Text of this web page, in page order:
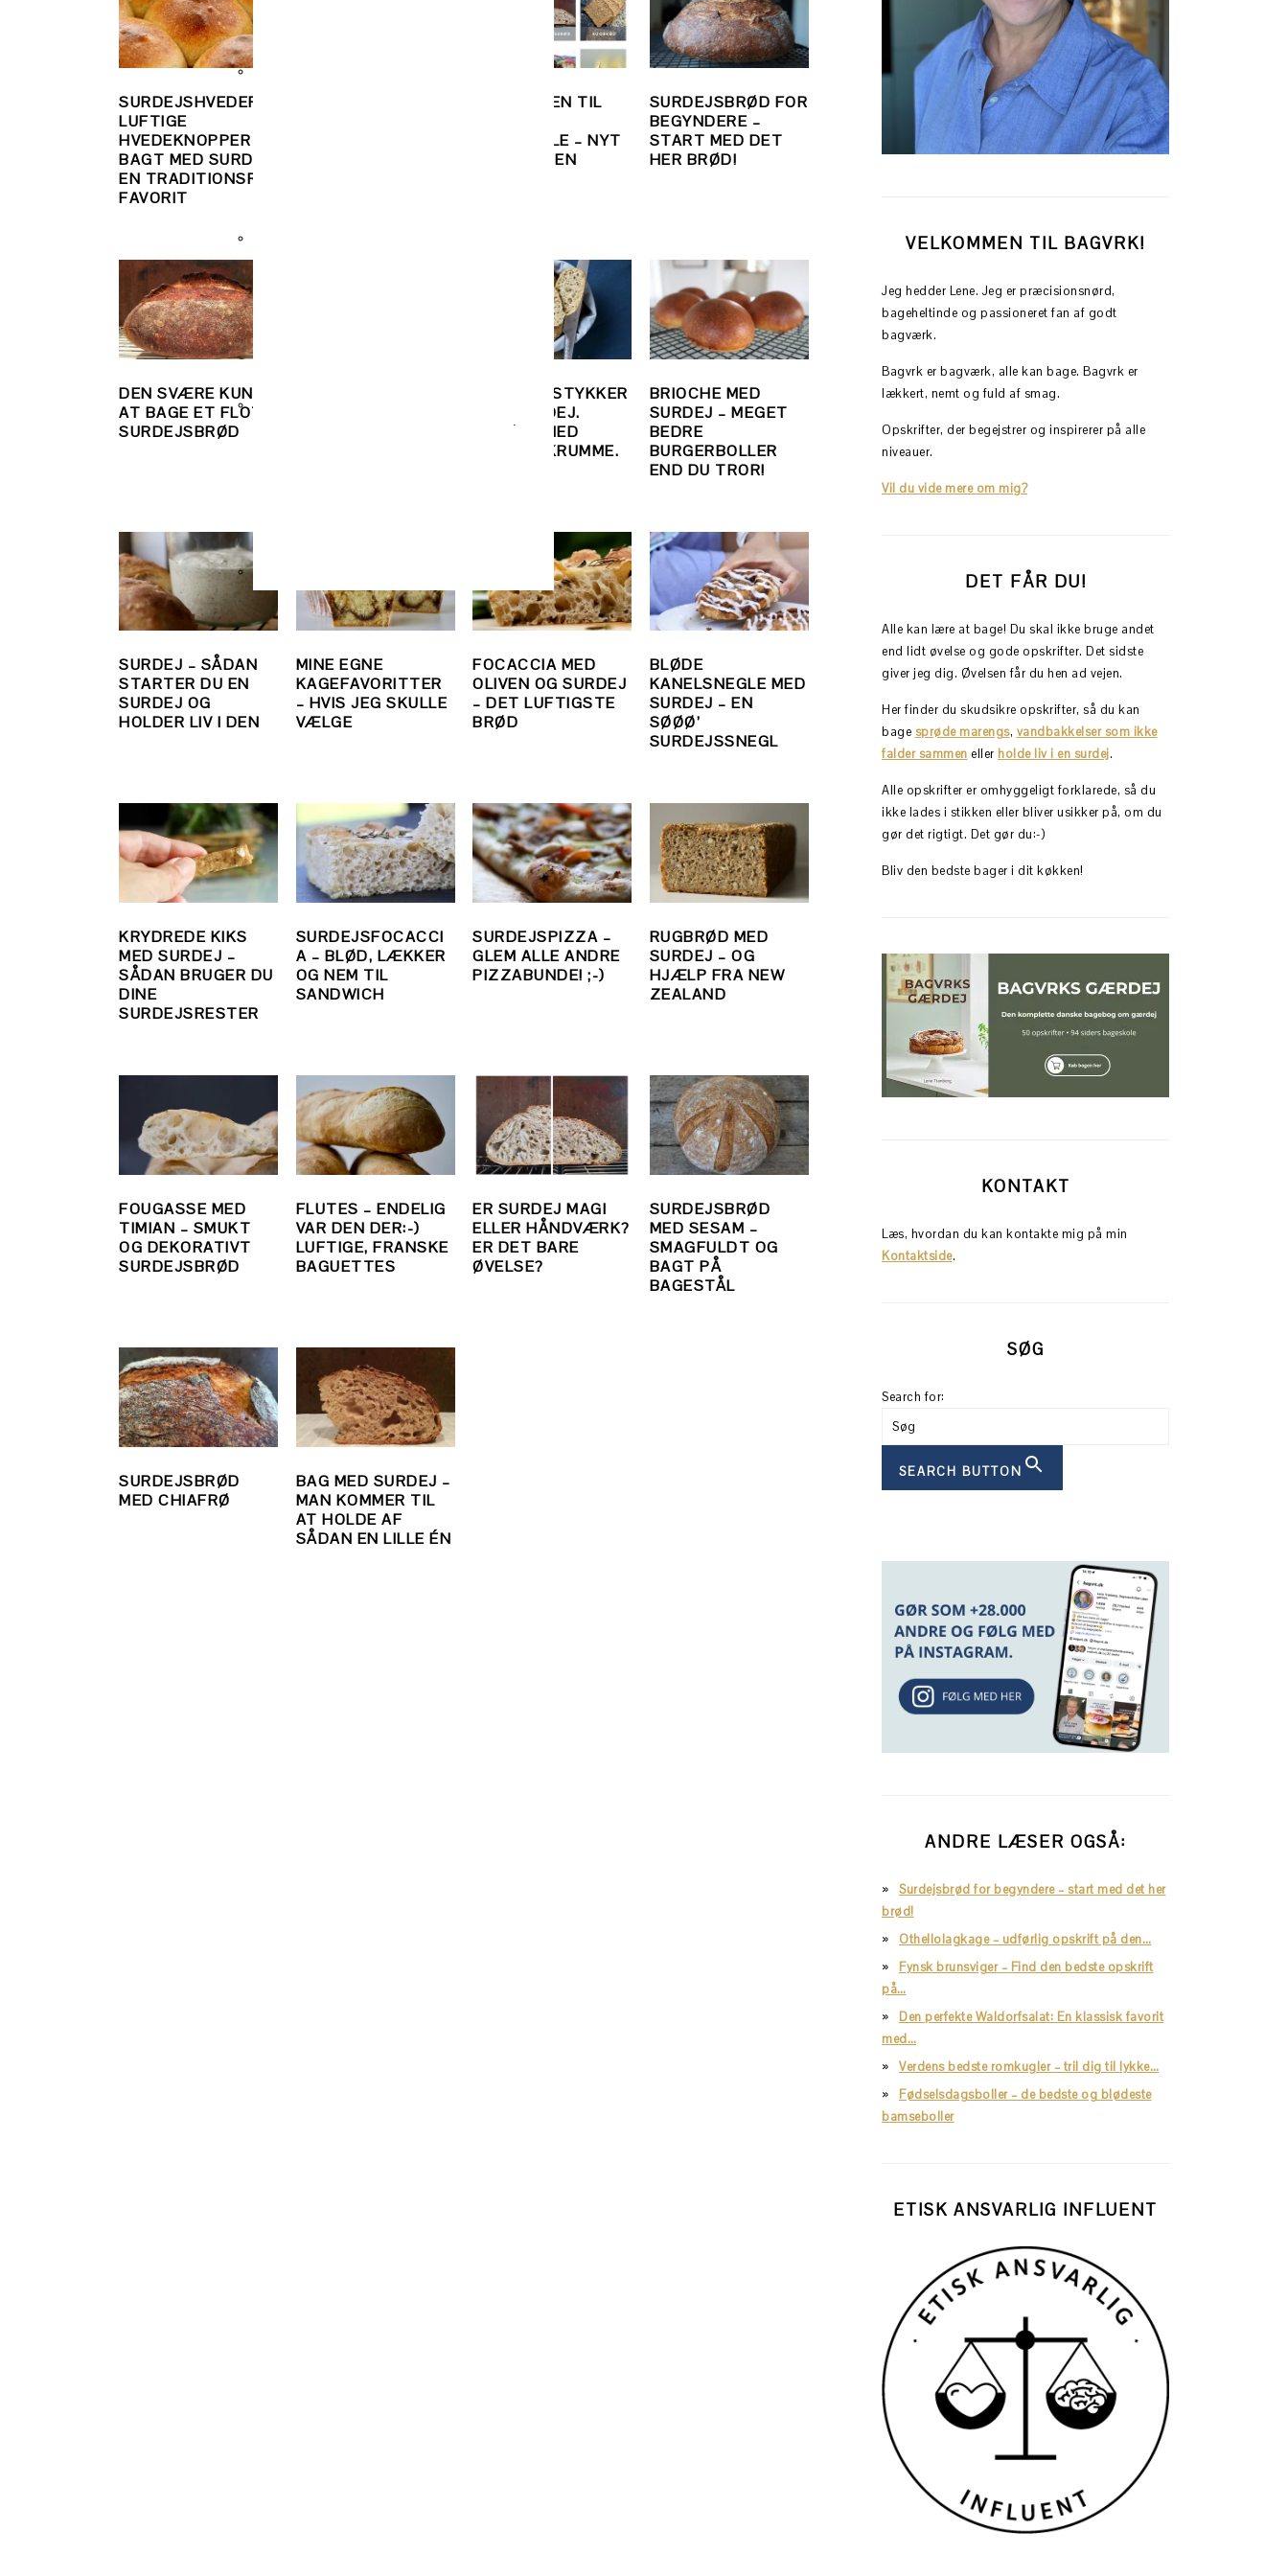
SURDEJSHVEDER –
LUFTIGE
HVEDEKNOPPER
BAGT MED SURDEJ.
EN TRADITIONSRIG
FAVORIT
VELKOMMEN TIL
BAGESKOLE – NYT
PÅ BLOGGEN
SURDEJSBRØD FOR
BEGYNDERE –
START MED DET
HER BRØD!
DEN SVÆRE KUNST
AT BAGE ET FLOT
SURDEJSBRØD
SOLSIKKESTYKKER
MED SURDEJ.
SPRØDE MED
LÆKKER KRUMME.
BRIOCHE MED
SURDEJ – MEGET
BEDRE
BURGERBOLLER
END DU TROR!
SURDEJ – SÅDAN
STARTER DU EN
SURDEJ OG
HOLDER LIV I DEN
MINE EGNE
KAGEFAVORITTER
– HVIS JEG SKULLE
VÆLGE
FOCACCIA MED
OLIVEN OG SURDEJ
– DET LUFTIGSTE
BRØD
BLØDE
KANELSNEGLE MED
SURDEJ – EN
SØØØ’
SURDEJSSNEGL
KRYDREDE KIKS
MED SURDEJ –
SÅDAN BRUGER DU
DINE
SURDEJSRESTER
SURDEJSFOCACCI
A – BLØD, LÆKKER
OG NEM TIL
SANDWICH
SURDEJSPIZZA –
GLEM ALLE ANDRE
PIZZABUNDE! ;-)
RUGBRØD MED
SURDEJ – OG
HJÆLP FRA NEW
ZEALAND
FOUGASSE MED
TIMIAN – SMUKT
OG DEKORATIVT
SURDEJSBRØD
FLUTES – ENDELIG
VAR DEN DER:-)
LUFTIGE, FRANSKE
BAGUETTES
ER SURDEJ MAGI
ELLER HÅNDVÆRK?
ER DET BARE
ØVELSE?
SURDEJSBRØD
MED SESAM –
SMAGFULDT OG
BAGT PÅ
BAGESTÅL
SURDEJSBRØD
MED CHIAFRØ
BAG MED SURDEJ –
MAN KOMMER TIL
AT HOLDE AF
SÅDAN EN LILLE ÉN
VELKOMMEN TIL BAGVRK!
Jeg hedder Lene. Jeg er præcisionsnørd,
bageheltinde og passioneret fan af godt
bagværk.
Bagvrk er bagværk, alle kan bage. Bagvrk er
lækkert, nemt og fuld af smag.
Opskrifter, der begejstrer og inspirerer på alle
niveauer.
Vil du vide mere om mig?
DET FÅR DU!
Alle kan lære at bage! Du skal ikke bruge andet
end lidt øvelse og gode opskrifter. Det sidste
giver jeg dig. Øvelsen får du hen ad vejen.
Her finder du skudsikre opskrifter, så du kan
bage sprøde marengs, vandbakkelser som ikke
falder sammen eller holde liv i en surdej.
Alle opskrifter er omhyggeligt forklarede, så du
ikke lades i stikken eller bliver usikker på, om du
gør det rigtigt. Det gør du:-)
Bliv den bedste bager i dit køkken!
KONTAKT
Læs, hvordan du kan kontakte mig på min
Kontaktside.
SØG
Search for:
SEARCH BUTTON
ANDRE LÆSER OGSÅ:
Surdejsbrød for begyndere – start med det her
brød!
Othellolagkage – udførlig opskrift på den…
Fynsk brunsviger – Find den bedste opskrift
på…
Den perfekte Waldorfsalat: En klassisk favorit
med…
Verdens bedste romkugler – tril dig til lykke…
Fødselsdagsboller – de bedste og blødeste
bamseboller
ETISK ANSVARLIG INFLUENT